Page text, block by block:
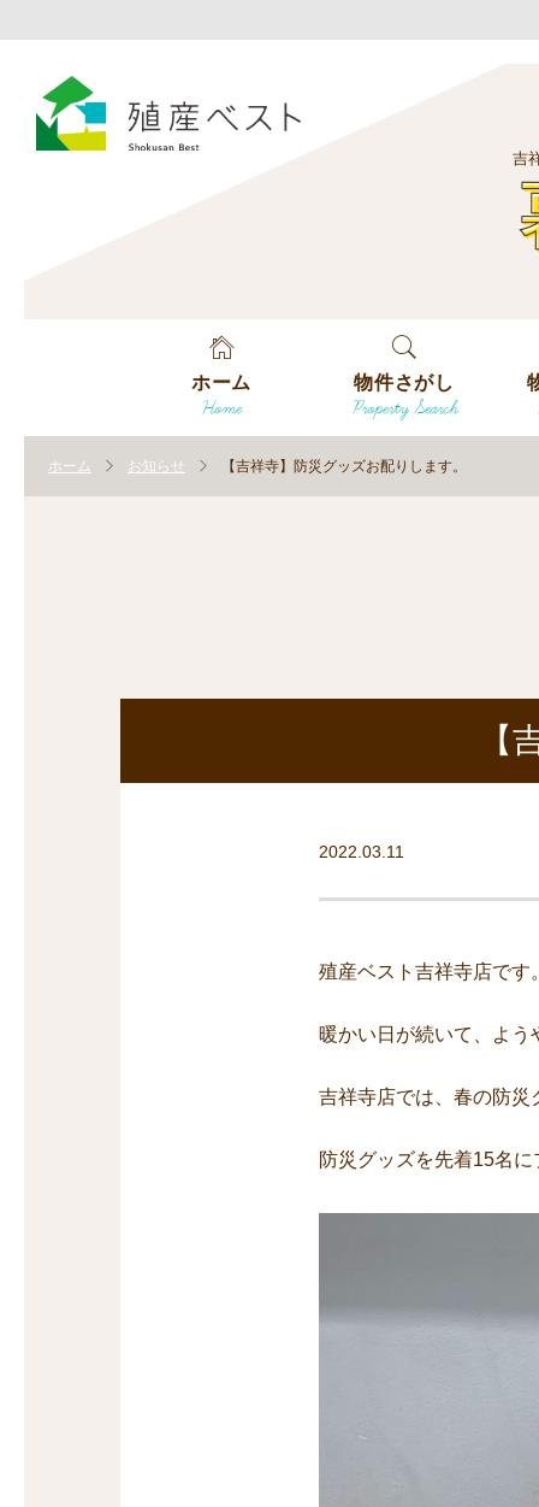
吉
ホーム
Home
物件さがし
Property Search
ホーム お知らせ 【吉祥寺】防災グッズお配りします。
【
2022.03.11
殖産ベスト吉祥寺店です
暖かい日が続いて、よう
吉祥寺店では、春の防災
防災グッズを先着15名